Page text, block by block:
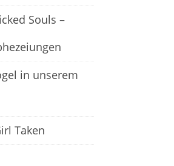
Souls –
in unserem
Taken